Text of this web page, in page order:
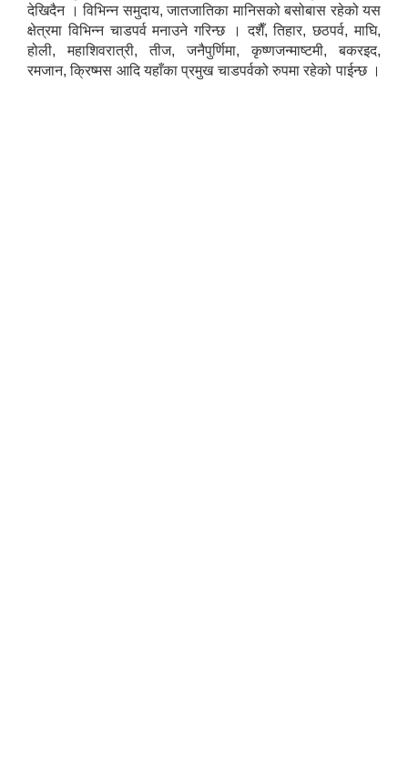
देखिदैन । विभिन्न समुदाय, जातजातिका मानिसको बसोबास रहेको यस
क्षेत्रमा विभिन्न चाडपर्व मनाउने गरिन्छ । दशैँ, तिहार, छठपर्व, माघि,
होली, महाशिवरात्री, तीज, जनैपुर्णिमा, कृष्णजन्माष्टमी, बकरइद,
रमजान, क्रिष्मस आदि यहाँका प्रमुख चाडपर्वको रुपमा रहेको पाईन्छ ।